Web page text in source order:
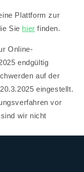
Plattform zur
Sie hier finden.
Online-
endgültig
auf der
eingestellt.
vor
wir nicht